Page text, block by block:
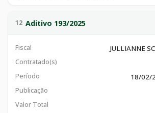
12 Aditivo 193/2025
Fiscal JULLIANNE
Contratado(s)
Período 18/02/
Publicação
Valor Total